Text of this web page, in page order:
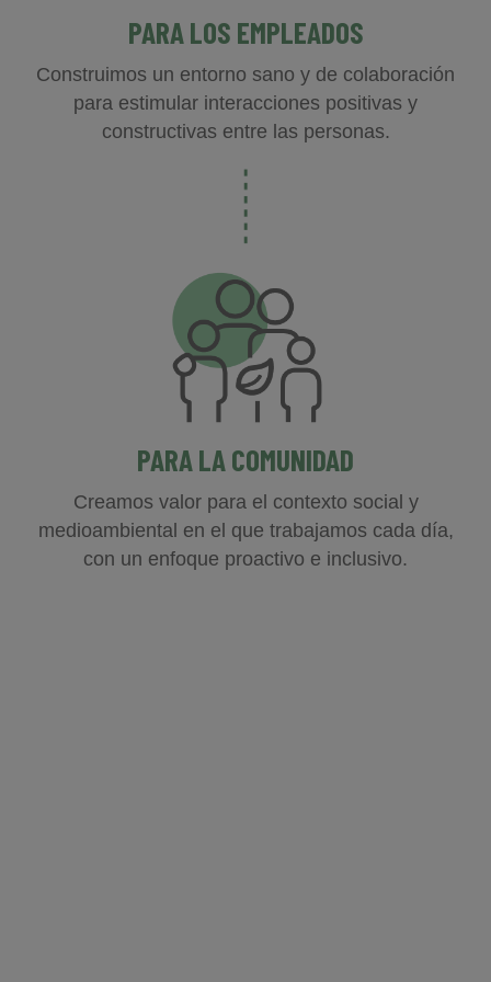
PARA LOS EMPLEADOS
Construimos un entorno sano y de colaboración
para estimular interacciones positivas y
constructivas entre las personas.
PARA LA COMUNIDAD
Creamos valor para el contexto social y
medioambiental en el que trabajamos cada día,
con un enfoque proactivo e inclusivo.